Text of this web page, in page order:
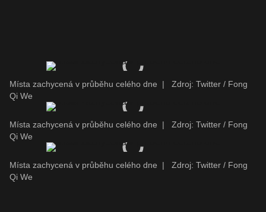
Místa zachycená v průběhu celého dne |
Zdroj: Twitter / Fong
Qi We
Místa zachycená v průběhu celého dne |
Zdroj: Twitter / Fong
Qi We
Místa zachycená v průběhu celého dne |
Zdroj: Twitter / Fong
Qi We